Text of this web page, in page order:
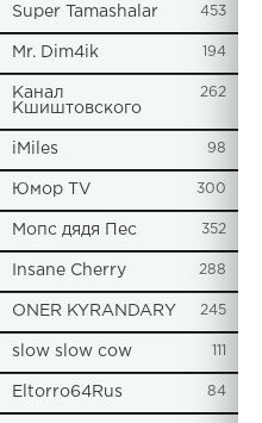
Super Tamashalar 453
Mr. Dim4ik 194
Канал
Кшиштовского
262
iMiles 98
Юмор TV 300
Мопс дядя Пес 352
Insane Cherry 288
ONER KYRANDARY 245
slow slow cow 111
Eltorro64Rus 84